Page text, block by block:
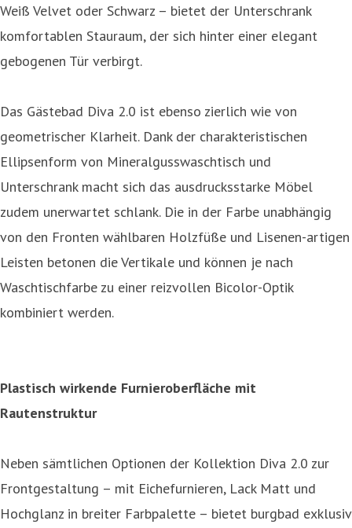
Weiß Velvet oder Schwarz – bietet der Unterschrank
komfortablen Stauraum, der sich hinter einer elegant
gebogenen Tür verbirgt.
Das Gästebad Diva 2.0 ist ebenso zierlich wie von
geometrischer Klarheit. Dank der charakteristischen
Ellipsenform von Mineralgusswaschtisch und
Unterschrank macht sich das ausdrucksstarke Möbel
zudem unerwartet schlank. Die in der Farbe unabhängig
von den Fronten wählbaren Holzfüße und Lisenen-artigen
Leisten betonen die Vertikale und können je nach
Waschtischfarbe zu einer reizvollen Bicolor-Optik
kombiniert werden.
Plastisch wirkende Furnieroberfläche mit
Rautenstruktur
Neben sämtlichen Optionen der Kollektion Diva 2.0 zur
Frontgestaltung – mit Eichefurnieren, Lack Matt und
Hochglanz in breiter Farbpalette – bietet burgbad exklusiv